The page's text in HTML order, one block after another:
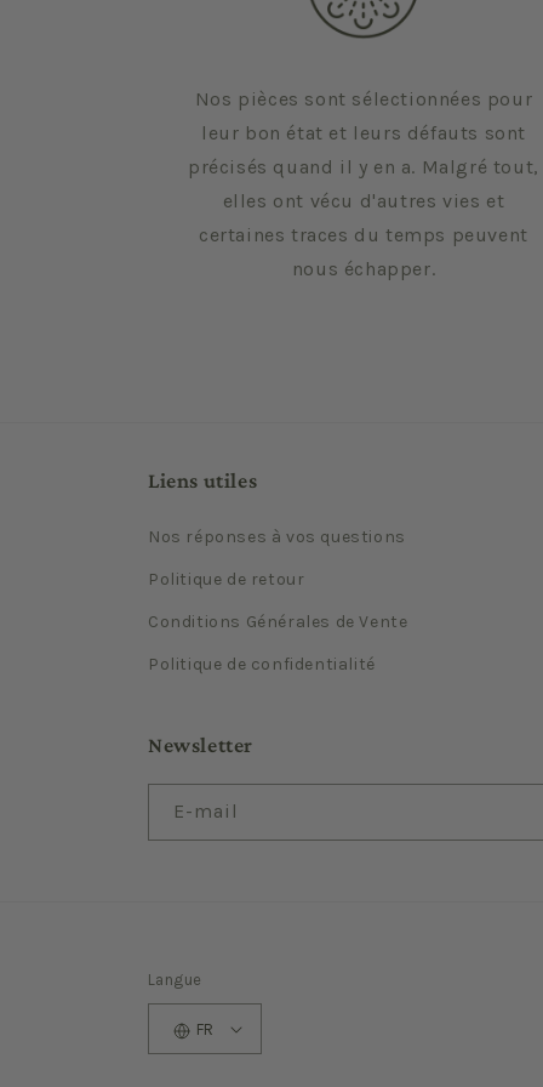
Nos pièces sont sélectionnées pour
leur bon état et leurs défauts sont
précisés quand il y en a. Malgré tout,
elles ont vécu d'autres vies et
certaines traces du temps peuvent
nous échapper.
Liens utiles
Nos réponses à vos questions
Politique de retour
Conditions Générales de Vente
Politique de confidentialité
Newsletter
E-mail
Langue
FR